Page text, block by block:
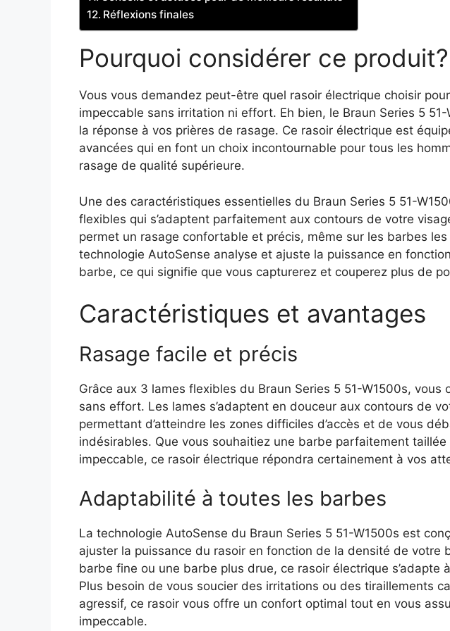
Réflexions finales
Pourquoi considérer ce produit?
Vous vous demandez peut-être quel rasoir électrique choisir
impeccable sans irritation ni effort. Eh bien, le Braun Series 5
la réponse à vos prières de rasage. Ce rasoir électrique est
avancées qui en font un choix incontournable pour tous les
rasage de qualité supérieure.
Une des caractéristiques essentielles du Braun Series 5 51-
flexibles qui s’adaptent parfaitement aux contours de votre
permet un rasage confortable et précis, même sur les barbes
technologie AutoSense analyse et ajuste la puissance en
barbe, ce qui signifie que vous capturerez et couperez plus de
Caractéristiques et avantages
Rasage facile et précis
Grâce aux 3 lames flexibles du Braun Series 5 51-W1500s, vous
sans effort. Les lames s’adaptent en douceur aux contours de
permettant d’atteindre les zones difficiles d’accès et de vous
indésirables. Que vous souhaitiez une barbe parfaitement
impeccable, ce rasoir électrique répondra certainement à vos
Adaptabilité à toutes les barbes
La technologie AutoSense du Braun Series 5 51-W1500s est
ajuster la puissance du rasoir en fonction de la densité de votre
barbe fine ou une barbe plus drue, ce rasoir électrique s’adapte
Plus besoin de vous soucier des irritations ou des tiraillements
agressif, ce rasoir vous offre un confort optimal tout en vous
impeccable.